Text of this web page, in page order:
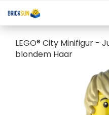
LEGO® City Minifigur -
blondem Haar